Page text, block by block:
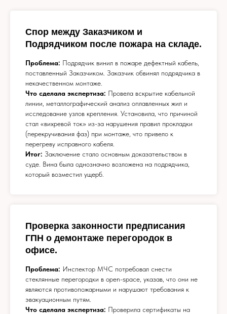
Спор между Заказчиком и
Подрядчиком после пожара на складе.
Проблема: Подрядчик винил в пожаре дефектный кабель,
поставленный Заказчиком. Заказчик обвинял подрядчика в
некачественном монтаже.
Что сделала экспертиза: Провела вскрытие кабельной
линии, металлографический анализ оплавленных жил и
исследование узлов крепления. Установила, что причиной
стал «вихревой ток» из-за нарушения правил прокладки
(перекручивания фаз) при монтаже, что привело к
перегреву исправного кабеля.
Итог: Заключение стало основным доказательством в
суде. Вина была однозначно возложена на подрядчика,
который возместил ущерб.
Проверка законности предписания
ГПН о демонтаже перегородок в
офисе.
Проблема: Инспектор МЧС потребовал снести
стеклянные перегородки в open-space, указав, что они не
являются противопожарными и нарушают требования к
эвакуационным путям.
Что сделала экспертиза: Проверила сертификаты на